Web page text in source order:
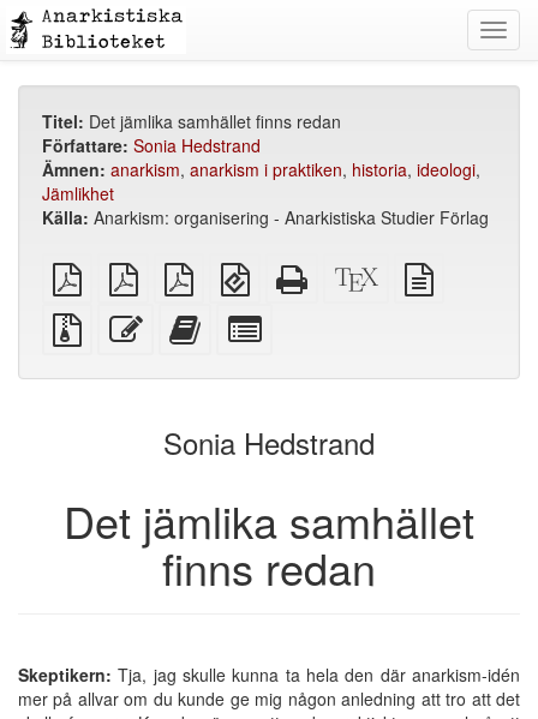
Titel: Det jämlika samhället finns redan
Författare: Sonia Hedstrand
Ämnen: anarkism, anarkism i praktiken, historia, ideologi,
Jämlikhet
Källa: Anarkism: organisering - Anarkistiska Studier Förlag
plain
PDF
A4
imposed
PDF
Letter
imposed
PDF
EPUB
(för
mobila
enheter)
Fristående
HTML
XeLaTeX
källa
Källfiler
med
Redigera
denna
Lägg
text
bokskaparen
for
bookbuilder
Sonia Hedstrand
Det jämlika samhället
finns redan
Skeptikern: Tja, jag skulle kunna ta hela den där anarkism-idén
mer på allvar om du kunde ge mig någon anledning att tro att det